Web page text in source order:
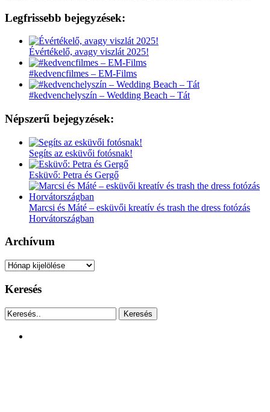
Legfrissebb bejegyzések:
Évértékelő, avagy viszlát 2025!
#kedvencfilmes – EM-Films
#kedvenchelyszín – Wedding Beach – Tát
Népszerű bejegyzések:
Segíts az esküvői fotósnak!
Esküvő: Petra és Gergő
Marcsi és Máté – esküvői kreatív és trash the dress fotózás
Horvátországban
Archívum
Archívum
Keresés
Keresés